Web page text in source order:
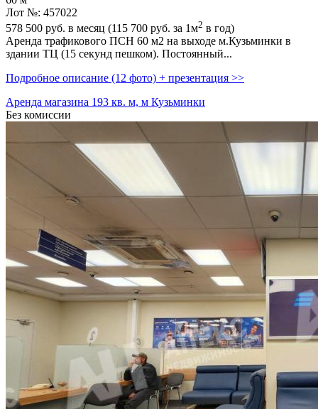
Лот №: 457022
578 500 руб. в месяц (115 700 руб. за 1м2 в год)
Аренда трафикового ПСН 60 м2 на выходе м.Кузьминки в
здании ТЦ (15 секунд пешком). Постоянный...
Подробное описание (12 фото) + презентация >>
Аренда магазина 193 кв. м, м Кузьминки
Без комиссии